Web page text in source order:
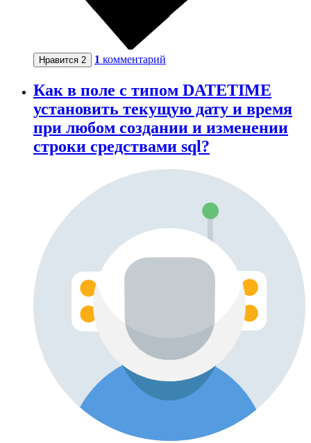
Нравится 2 1 комментарий
Как в поле с типом DATETIME
установить текущую дату и время
при любом создании и изменении
строки средствами sql?